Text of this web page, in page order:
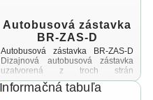
Autobusová zástavka
BR-ZAS-D
Autobusová zástavka BR-ZAS-D
Dizajnová autobusová zástavka
uzatvorená z troch strán
Konštrukcia je vyrobená zo
zinkovanej a práškovanej ocele,